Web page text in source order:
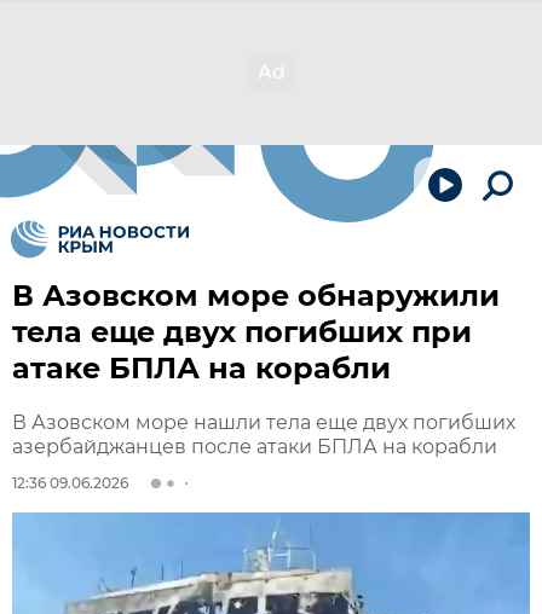
В Азовском море обнаружили
тела еще двух погибших при
атаке БПЛА на корабли
В Азовском море нашли тела еще двух погибших
азербайджанцев после атаки БПЛА на корабли
12:36 09.06.2026